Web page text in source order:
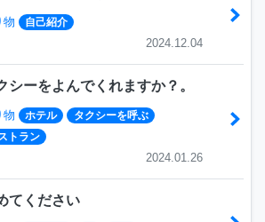
物 自己紹介
2024.12.04
シーをよんでくれますか？。
物 ホテル
タクシーを呼ぶ
トラン
2024.01.26
てください